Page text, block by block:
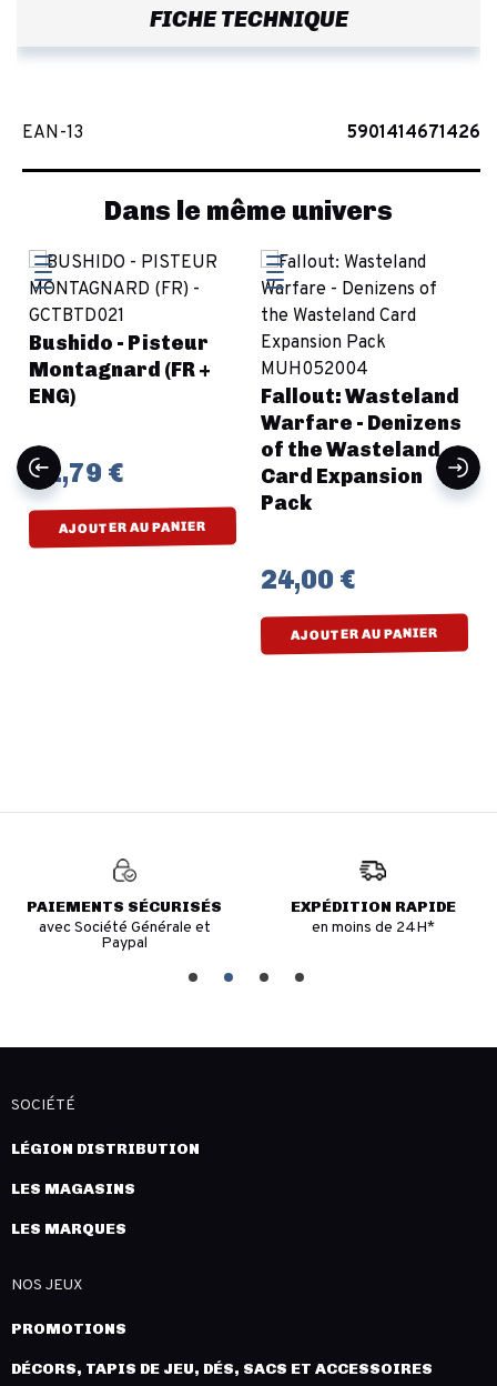
FICHE TECHNIQUE
EAN-13 5901414671426
Dans le même univers
Bushido - Pisteur
Montagnard (FR +
ENG)
12,79 €
AJOUTER AU PANIER
Fallout: Wasteland
Warfare - Denizens
of the Wasteland
Card Expansion
Pack
24,00 €
AJOUTER AU PANIER
PAIEMENTS SÉCURISÉS
avec Société Générale et
Paypal
EXPÉDITION RAPIDE
en moins de 24H*
SOCIÉTÉ
LÉGION DISTRIBUTION
LES MAGASINS
LES MARQUES
NOS JEUX
PROMOTIONS
DÉCORS, TAPIS DE JEU, DÉS, SACS ET ACCESSOIRES